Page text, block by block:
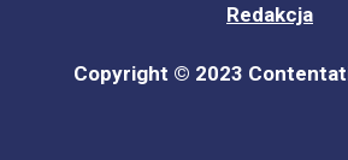
Redakcja
Copyright © 2023